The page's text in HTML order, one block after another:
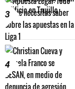
3
4